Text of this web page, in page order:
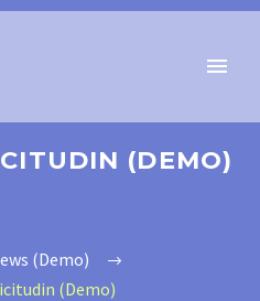
(DEMO)
(Demo)
(Demo)